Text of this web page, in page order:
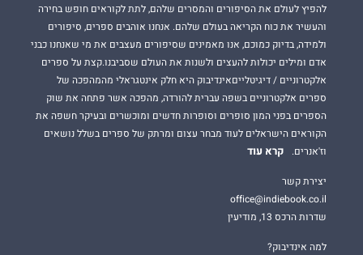
להפיץ לעולם את הסיפורים והמסרים שלהם, לתת לקוראים חופש בחירה
והעשיר את כוח הקריאה בעולם שלהם. אנחנו אוהבים ספרים, סיפורים
ולמידה, בדיוק כמוכם, אנו מאמינים שסיפורים מעצבים את מי שאנחנו כבני
אדם ומילים יכולות להעצים ולשנות את העולם שסביבנו.קצת על ספרים
אלקטרוניים / דיגיטלייםאינדיבוק היא חלק אינטגראלי מהמהפכה של
ספרים אלקטרוניים בשפה עברית להורדה, מהפכה אשר פתחה את שוק
הספרים בפני המון סופרים וסופרות חדשים ומוכשרים ובעיקר חשפה את
הקוראים הישראלים לעוד מבחר עצום ומרתק של ספרים בשלל נושאים
וז'אנרים.
קרא עוד
יצירת קשר
office@indiebook.co.il
שדרות הרכס 13, מודיעין
למה אינדיבוק?